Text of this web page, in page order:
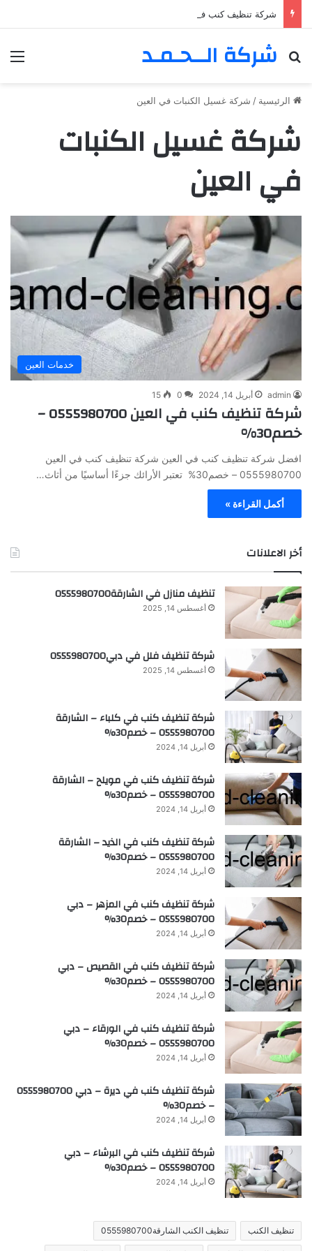
شركة تنظيف كنب في المزهر – دبي 0555980700 – خصم30%
شركة الــحـمـد
بحث عن
الرئيسية / شركة غسيل الكنبات في العين
شركة غسيل الكنبات
في العين
خدمات العين
admin أبريل 14, 2024 0
15
شركة تنظيف كنب في العين 0555980700 –
خصم30%
افضل شركة تنظيف كنب في العين شركة تنظيف كنب في العين
0555980700 – خصم30% تعتبر الأرائك جزءًا أساسيًا من أثاث…
أكمل القراءة »
أخر الاعلانات
تنظيف منازل في الشارقة0555980700
أغسطس 14, 2025
شركة تنظيف فلل في دبي0555980700
أغسطس 14, 2025
شركة تنظيف كنب في كلباء – الشارقة
0555980700 – خصم30%
أبريل 14, 2024
شركة تنظيف كنب في مويلح – الشارقة
0555980700 – خصم30%
أبريل 14, 2024
شركة تنظيف كنب في الذيد – الشارقة
0555980700 – خصم30%
أبريل 14, 2024
شركة تنظيف كنب في المزهر – دبي
0555980700 – خصم30%
أبريل 14, 2024
شركة تنظيف كنب في القصيص – دبي
0555980700 – خصم30%
أبريل 14, 2024
شركة تنظيف كنب في الورقاء – دبي
0555980700 – خصم30%
أبريل 14, 2024
شركة تنظيف كنب في ديرة – دبي 0555980700
– خصم30%
أبريل 14, 2024
شركة تنظيف كنب في البرشاء – دبي
0555980700 – خصم30%
أبريل 14, 2024
تنظيف الكنب تنظيف الكنب الشارقة0555980700